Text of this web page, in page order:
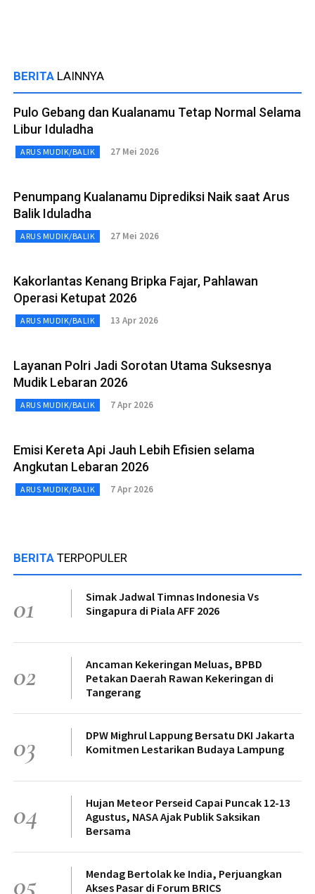
BERITA LAINNYA
Pulo Gebang dan Kualanamu Tetap Normal Selama
Libur Iduladha
ARUS MUDIK/BALIK 27 Mei 2026
Penumpang Kualanamu Diprediksi Naik saat Arus
Balik Iduladha
ARUS MUDIK/BALIK 27 Mei 2026
Kakorlantas Kenang Bripka Fajar, Pahlawan
Operasi Ketupat 2026
ARUS MUDIK/BALIK 13 Apr 2026
Layanan Polri Jadi Sorotan Utama Suksesnya
Mudik Lebaran 2026
ARUS MUDIK/BALIK 7 Apr 2026
Emisi Kereta Api Jauh Lebih Efisien selama
Angkutan Lebaran 2026
ARUS MUDIK/BALIK 7 Apr 2026
BERITA TERPOPULER
01
Simak Jadwal Timnas Indonesia Vs
Singapura di Piala AFF 2026
02
Ancaman Kekeringan Meluas, BPBD
Petakan Daerah Rawan Kekeringan di
Tangerang
03
DPW Mighrul Lappung Bersatu DKI Jakarta
Komitmen Lestarikan Budaya Lampung
04
Hujan Meteor Perseid Capai Puncak 12-13
Agustus, NASA Ajak Publik Saksikan
Bersama
05
Mendag Bertolak ke India, Perjuangkan
Akses Pasar di Forum BRICS